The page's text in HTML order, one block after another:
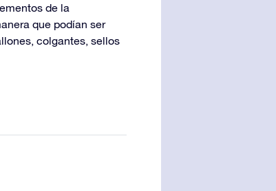
de la
que podían ser
colgantes, sellos